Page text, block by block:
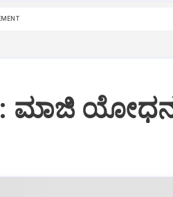
ಮಾಜಿ